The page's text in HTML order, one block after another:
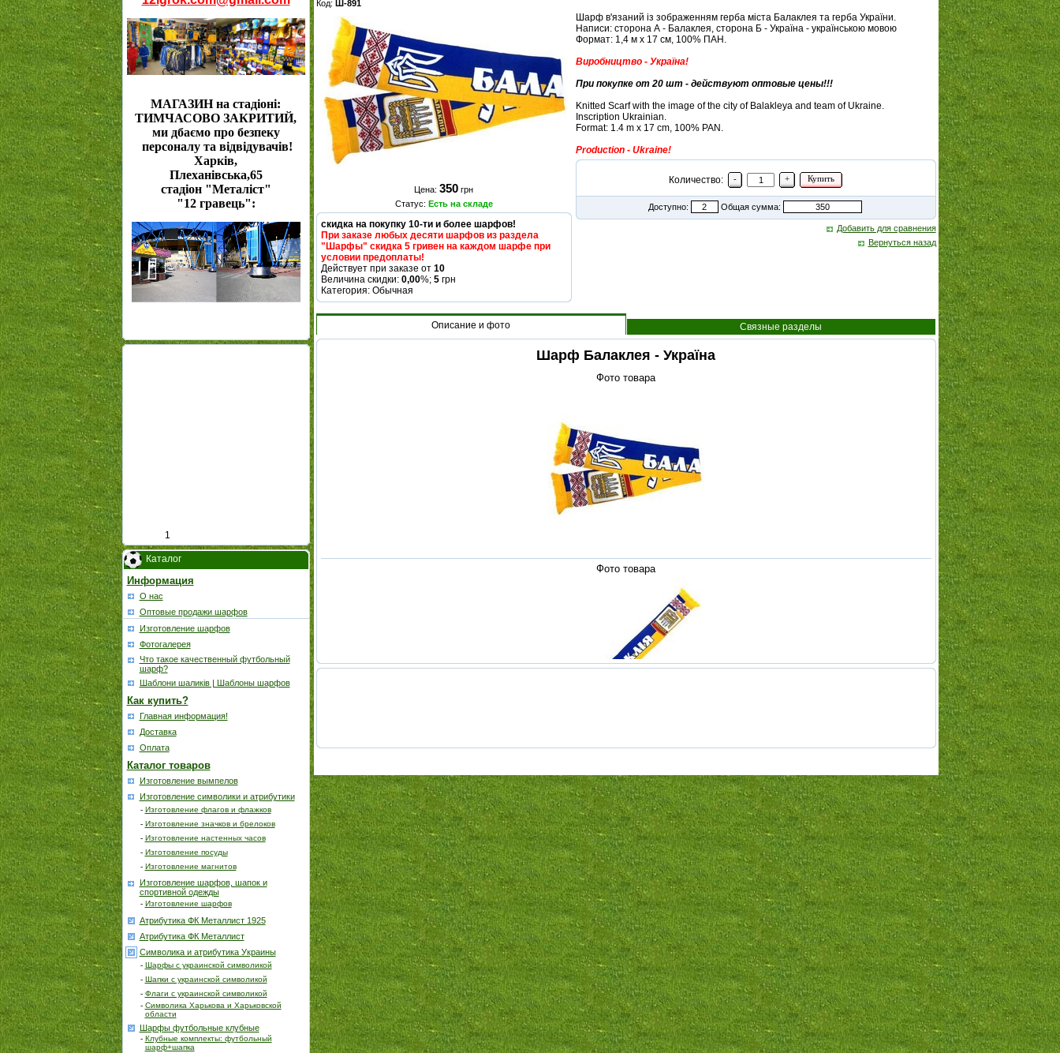
МАГАЗИН на стадіоні:
ТИМЧАСОВО ЗАКРИТИЙ,
ми дбаємо про безпеку
персоналу та відвідувачів!
Харків,
Плеханівська,65
стадіон "Металіст"
"12 гравець":
1
Каталог
Информация
О нас
Оптовые продажи шарфов
Изготовление шарфов
Фотогалерея
Что такое качественный футбольный
шарф?
Шаблони шаликів | Шаблоны шарфов
Как купить?
Главная информация!
Доставка
Оплата
Каталог товаров
Изготовление вымпелов
Изготовление символики и атрибутики
- Изготовление флагов и флажков
- Изготовление значков и брелоков
- Изготовление настенных часов
- Изготовление посуды
- Изготовление магнитов
Изготовление шарфов, шапок и
спортивной одежды
- Изготовление шарфов
Атрибутика ФК Металлист 1925
Атрибутика ФК Металлист
Символика и атрибутика Украины
- Шарфы с украинской символикой
- Шапки с украинской символикой
- Флаги с украинской символикой
- Символика Харькова и Харьковской
области
Шарфы футбольные клубные
- Клубные комплекты: футбольный
шарф+шапка
Код: Ш-891
Цена: 350 грн
Статус: Есть на складе
скидка на покупку 10-ти и более шарфов!
При заказе любых десяти шарфов из раздела
"Шарфы" скидка 5 гривен на каждом шарфе при
условии предоплаты!
Действует при заказе от 10
Величина скидки: 0,00%; 5грн
Категория: Обычная
Шарф в'язаний із зображенням герба міста Балаклея та герба України.
Написи: сторона А - Балаклея, сторона Б - Україна - українською мовою
Формат: 1,4 м х 17 см, 100% ПАН.
Виробництво - Україна!
При покупке от 20 шт - действуют оптовые цены!!!
Knitted Scarf with the image of the city of Balakleya and team of Ukraine.
Inscription Ukrainian.
Format: 1.4 m x 17 cm, 100% PAN.
Production - Ukraine!
Количество: - + Купить
Доступно: Общая сумма:
Добавить для сравнения
Вернуться назад
Описание и фото Связные разделы
Шарф Балаклея - Україна
Фото товара
Фото товара